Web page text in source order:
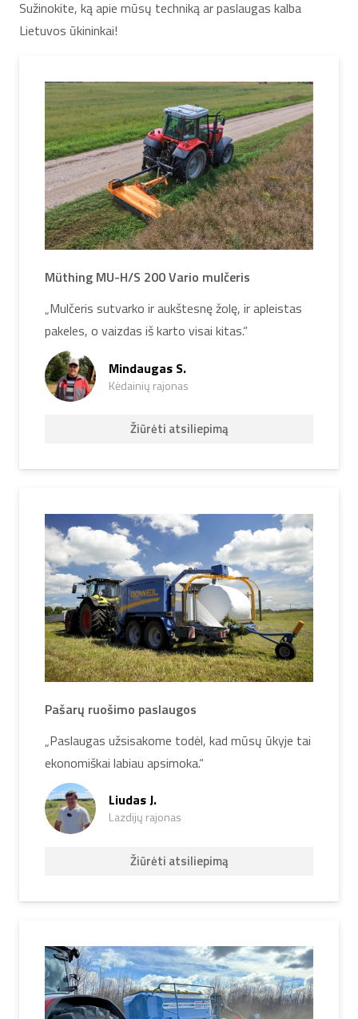
Sužinokite, ką apie mūsų techniką ar paslaugas kalba
Lietuvos ūkininkai!
Müthing MU-H/S 200 Vario mulčeris
„Mulčeris sutvarko ir aukštesnę žolę, ir apleistas
pakeles, o vaizdas iš karto visai kitas.“
Mindaugas S.
Kėdainių rajonas
Žiūrėti atsiliepimą
Pašarų ruošimo paslaugos
„Paslaugas užsisakome todėl, kad mūsų ūkyje tai
ekonomiškai labiau apsimoka.“
Liudas J.
Lazdijų rajonas
Žiūrėti atsiliepimą